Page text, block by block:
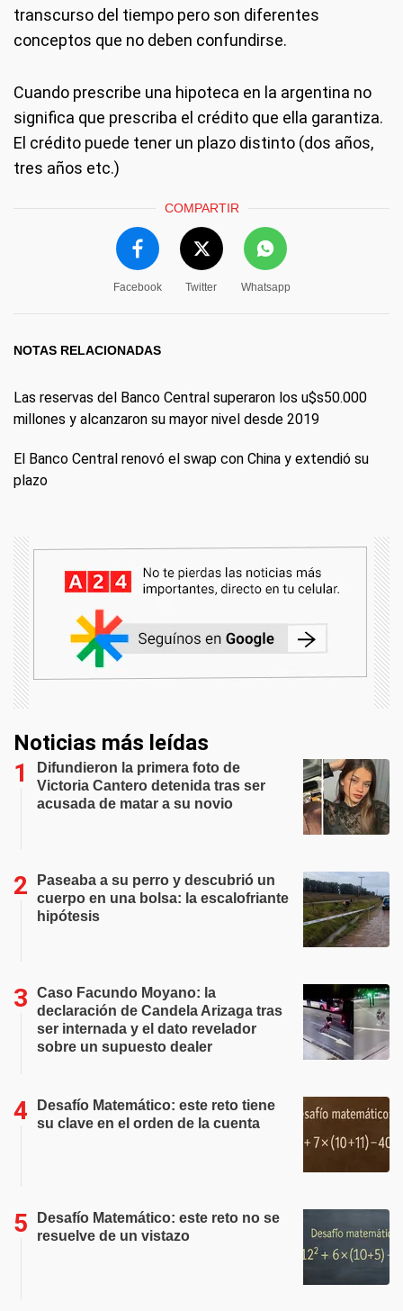
transcurso del tiempo pero son diferentes
conceptos que no deben confundirse.
Cuando prescribe una hipoteca en la argentina no
significa que prescriba el crédito que ella garantiza.
El crédito puede tener un plazo distinto (dos años,
tres años etc.)
COMPARTIR
Facebook Twitter Whatsapp
NOTAS RELACIONADAS
Las reservas del Banco Central superaron los u$s50.000
millones y alcanzaron su mayor nivel desde 2019
El Banco Central renovó el swap con China y extendió su
plazo
Noticias más leídas
Difundieron la primera foto de
Victoria Cantero detenida tras ser
acusada de matar a su novio
Paseaba a su perro y descubrió un
cuerpo en una bolsa: la escalofriante
hipótesis
Caso Facundo Moyano: la
declaración de Candela Arizaga tras
ser internada y el dato revelador
sobre un supuesto dealer
Desafío Matemático: este reto tiene
su clave en el orden de la cuenta
Desafío Matemático: este reto no se
resuelve de un vistazo